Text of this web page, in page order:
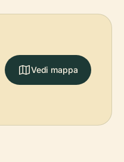
Vedi mappa